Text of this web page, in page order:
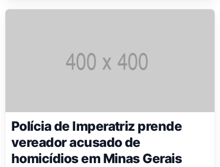
Polícia de Imperatriz prende
vereador acusado de
homicídios em Minas Gerais